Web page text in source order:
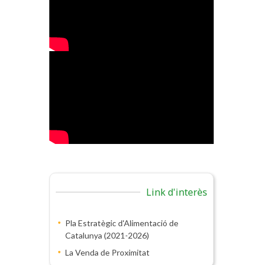
Link d'interès
Pla Estratègic d'Alimentació de
Catalunya (2021-2026)
La Venda de Proximitat